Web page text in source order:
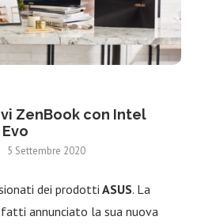
ZenBook con Intel
5 Settembre 2020
dei prodotti ASUS. La
annunciato la sua nuova